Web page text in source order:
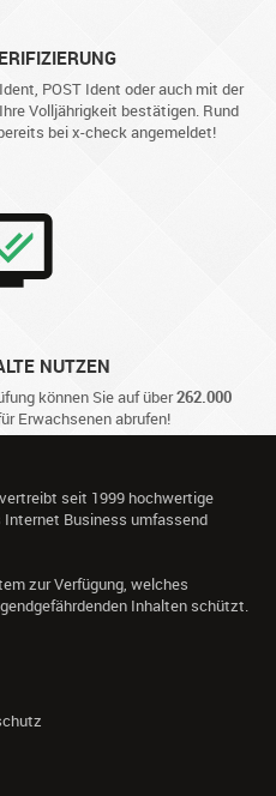
POST Ident oder auch mit der
Volljährigkeit bestätigen. Rund
bei x-check angemeldet!
NUTZEN
können Sie auf über262.000
Erwachsenen abrufen!
seit 1999 hochwertige
Internet Business umfassend
zur Verfügung, welches
Inhalten schützt.